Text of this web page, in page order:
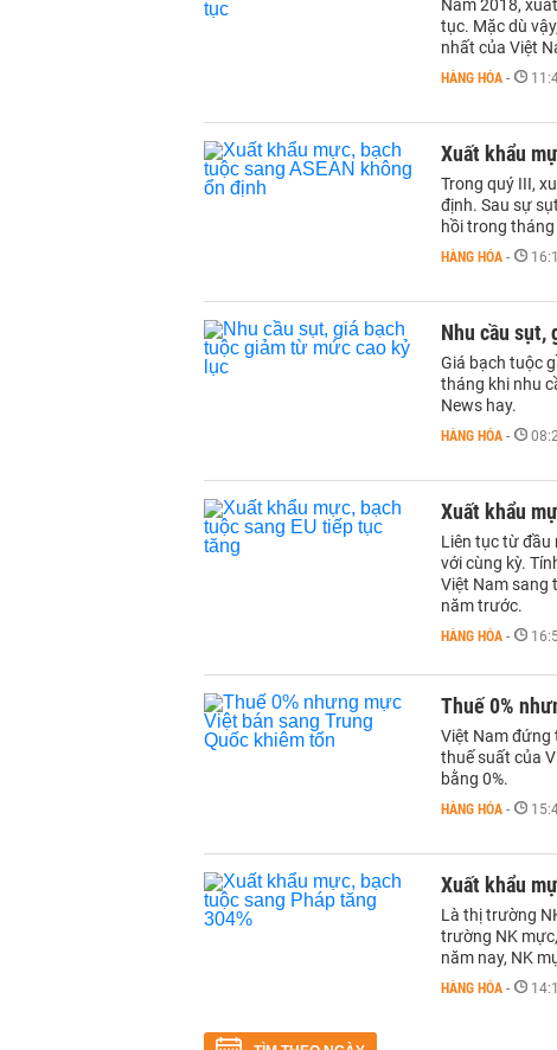
Năm 2018,
tục. Mặc dù
nhất của Việt
HÀNG HÓA -
Xuất khẩu
Trong quý III,
định. Sau sự
hồi trong
HÀNG HÓA -
Nhu cầu sụt,
Giá bạch tuộc
tháng khi nhu
News hay.
HÀNG HÓA -
Xuất khẩu
Liên tục từ đầu
với cùng kỳ.
Việt Nam sang
năm trước.
HÀNG HÓA -
Thuế 0%
Việt Nam đứng
thuế suất của
bằng 0%.
HÀNG HÓA -
Xuất khẩu
Là thị trường
trường NK
năm nay, NK
HÀNG HÓA -